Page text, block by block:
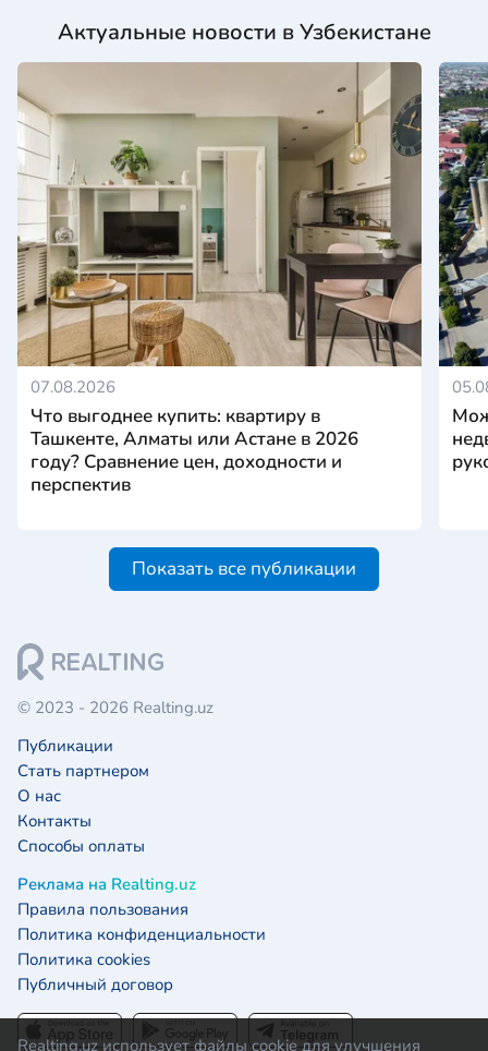
Realting.uz использует файлы cookie для улучшения
Актуальные новости в Узбекистане
07.08.2026
Что выгоднее купить: квартиру в
Ташкенте, Алматы или Астане в 2026
году? Сравнение цен, доходности и
перспектив
Показать все публикации
© 2023 - 2026 Realting.uz
Публикации
Стать партнером
О нас
Контакты
Способы оплаты
Реклама на Realting.uz
Правила пользования
Политика конфиденциальности
Политика cookies
Публичный договор